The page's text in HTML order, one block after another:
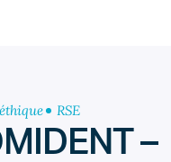
RSE
–